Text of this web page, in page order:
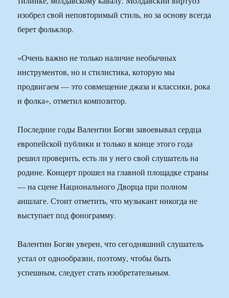
изобрел свой неповторимый стиль, но за основу всегда
берет фольклор.
«Очень важно не только наличие необычных
инструментов, но и стилистика, которую мы
продвигаем — это совмещение джаза и классики, рока
и фолка», отметил композитор.
Последние годы Валентин Богян завоевывал сердца
европейской публики и только в конце этого года
решил проверить, есть ли у него свой слушатель на
родине. Концерт прошел на главной площадке страны
— на сцене Национального Дворца при полном
аншлаге. Стоит отметить, что музыкант никогда не
выступает под фонограмму.
Валентин Богян уверен, что сегодняшний слушатель
устал от однообразии, поэтому, чтобы быть
успешным, следует стать изобретательным.